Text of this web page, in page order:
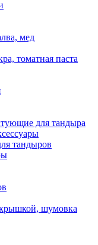
мед
томатная паста
для тандыра
тандыров
шумовка